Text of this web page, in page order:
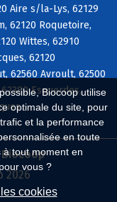
Biocoop utilise
optimale du site, pour
et la performance
en toute
à tout moment en
vous ?
cookies
Aire s/la-Lys, 62129
62120 Roquetoire,
Wittes, 62910
62120
62560 Avroult, 62500
Esquerdes,
2026